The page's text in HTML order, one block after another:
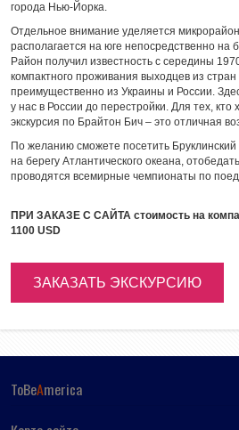
города Нью-Йорка.
Отдельное внимание уделяется
располагается на юге непосредственно на
Район получил известность с середины
компактного проживания выходцев из
преимущественно из Украины и России.
у нас в России до перестройки. Для тех, кто
экскурсия по Брайтон Бич – это отличная
По желанию сможете посетить
на берегу Атлантического океана,
проводятся всемирные чемпионаты по
ПРИ ЗАКАЗЕ С САЙТА стоимость на
1100 USD
ЗАКАЗАТЬ ЭКСКУРСИЮ
ToBeAmerica